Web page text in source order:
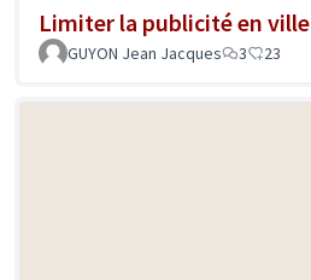
Limiter la publicité en ville
GUYON Jean Jacques
3 23